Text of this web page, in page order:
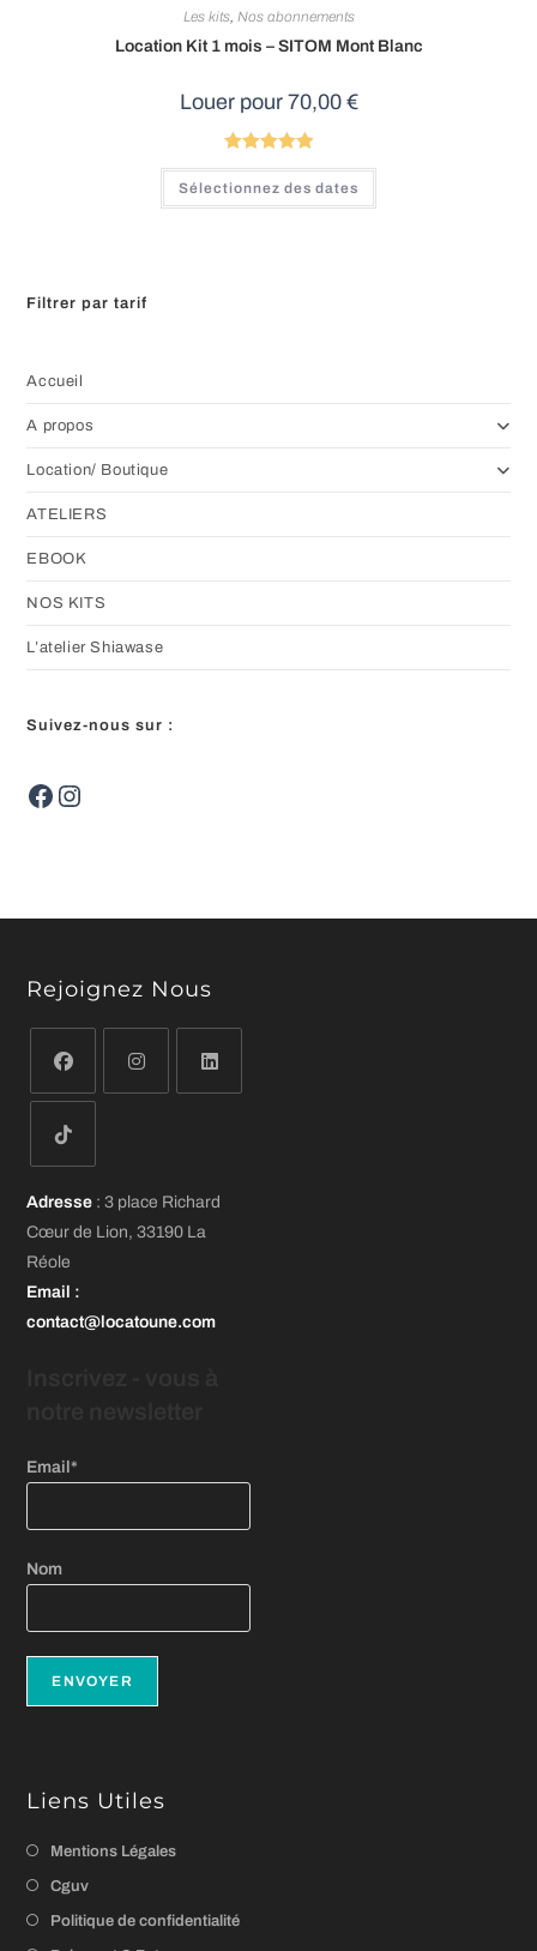
Les kits, Nos abonnements
Location Kit 1 mois – SITOM Mont Blanc
Louer pour 70,00 €
Note5.00
sur 5
Sélectionnez des dates
Filtrer par tarif
Accueil
A propos
Location/ Boutique
ATELIERS
EBOOK
NOS KITS
L’atelier Shiawase
Suivez-nous sur :
FacebookInstagram
Rejoignez Nous
S’ouvre
dans
un
nouvel
onglet
nouvel
onglet
nouvel
onglet
dans
un
nouvel
onglet
Adresse : 3 place Richard
Cœur de Lion, 33190 La
Réole
Email :
contact@locatoune.com
Email*
Nom
Liens Utiles
Mentions Légales
Cguv
Politique de confidentialité